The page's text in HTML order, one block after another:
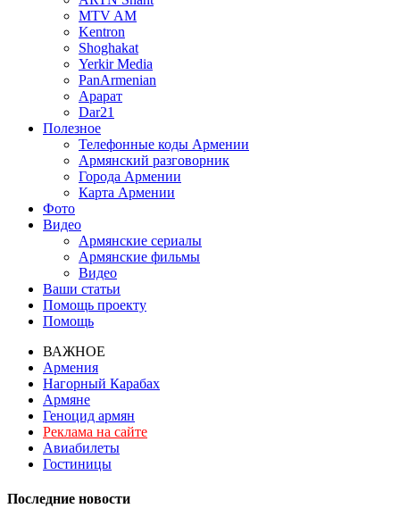
MTV AM
Kentron
Shoghakat
Yerkir Media
PanArmenian
Арарат
Dar21
Полезное
Телефонные коды Армении
Армянский разговорник
Города Армении
Карта Армении
Фото
Видео
Армянские сериалы
Армянские фильмы
Видео
Ваши статьи
Помощь проекту
Помощь
ВАЖНОЕ
Армения
Нагорный Карабах
Армяне
Геноцид армян
Реклама на сайте
Авиабилеты
Гостиницы
Последние новости